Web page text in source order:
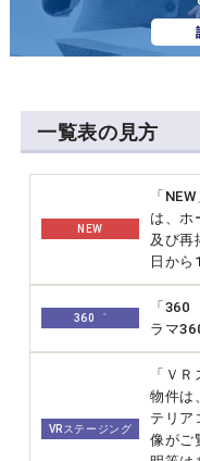
一覧表の見方
NEW
「
は、ホ
及び再
日から
360゜
「360
ラマ
VRステージング
「Ｖ
物件は
テリア
像がご